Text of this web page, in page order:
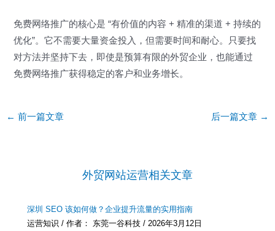
免费网络推广的核心是 “有价值的内容 + 精准的渠道 + 持续的
优化”。它不需要大量资金投入，但需要时间和耐心。只要找
对方法并坚持下去，即使是预算有限的外贸企业，也能通过
免费网络推广获得稳定的客户和业务增长。
Post
← 前一篇文章 后一篇文章 →
外贸网站运营相关文章
深圳 SEO 该如何做？企业提升流量的实用指南
运营知识 / 作者： 东莞一谷科技/ 2026年3月12日